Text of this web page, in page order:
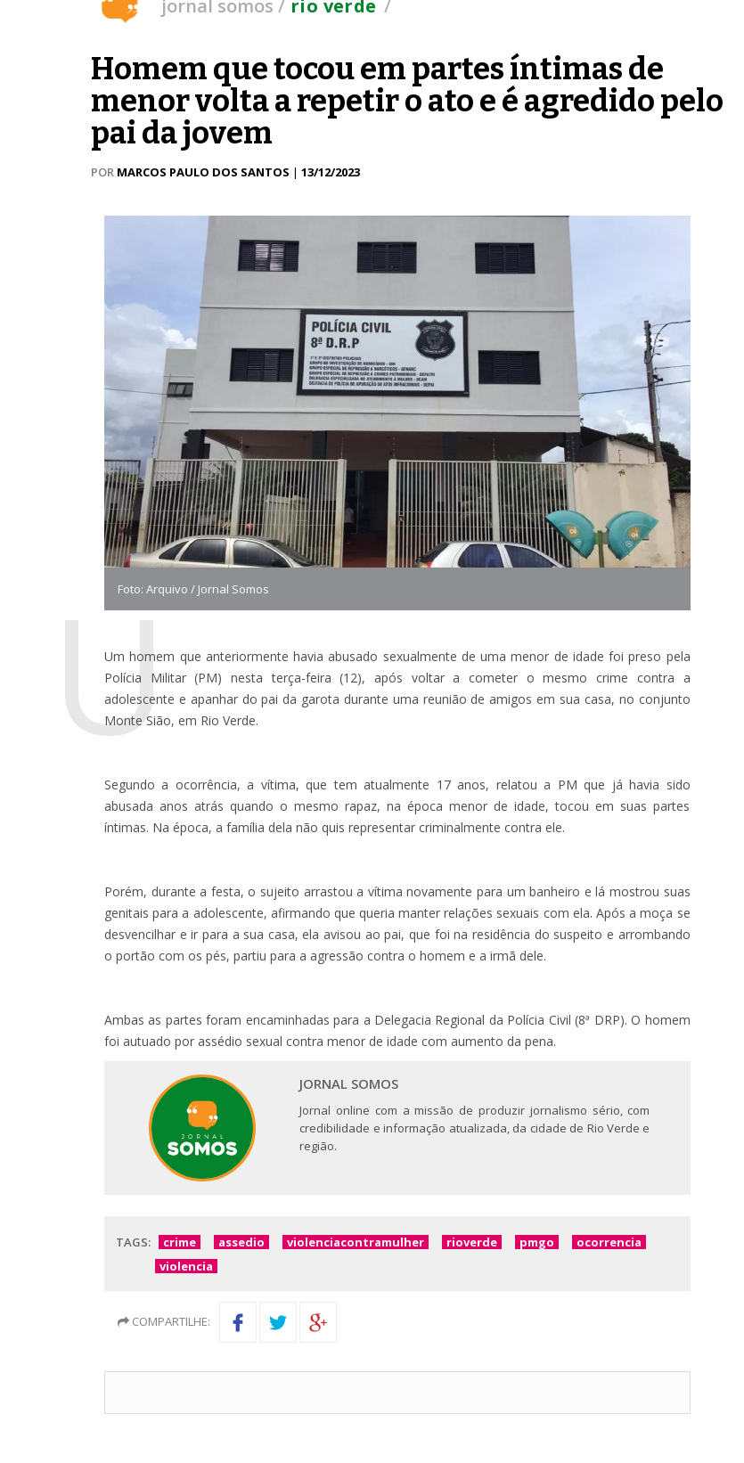
jornal somos rio verde
Homem que tocou em partes íntimas de
menor volta a repetir o ato e é agredido pelo
pai da jovem
POR MARCOS PAULO DOS SANTOS | 13/12/2023
Foto: Arquivo / Jornal Somos
U
Um homem que anteriormente havia abusado sexualmente de uma menor de idade foi preso pela
Polícia Militar (PM) nesta terça-feira (12), após voltar a cometer o mesmo crime contra a
adolescente e apanhar do pai da garota durante uma reunião de amigos em sua casa, no conjunto
Monte Sião, em Rio Verde.
Segundo a ocorrência, a vítima, que tem atualmente 17 anos, relatou a PM que já havia sido
abusada anos atrás quando o mesmo rapaz, na época menor de idade, tocou em suas partes
íntimas. Na época, a família dela não quis representar criminalmente contra ele.
Porém, durante a festa, o sujeito arrastou a vítima novamente para um banheiro e lá mostrou suas
genitais para a adolescente, afirmando que queria manter relações sexuais com ela. Após a moça se
desvencilhar e ir para a sua casa, ela avisou ao pai, que foi na residência do suspeito e arrombando
o portão com os pés, partiu para a agressão contra o homem e a irmã dele.
Ambas as partes foram encaminhadas para a Delegacia Regional da Polícia Civil (8ª DRP). O homem
foi autuado por assédio sexual contra menor de idade com aumento da pena.
JORNAL SOMOS
Jornal online com a missão de produzir jornalismo sério, com
credibilidade e informação atualizada, da cidade de Rio Verde e
região.
TAGS: crime assedio violenciacontramulher rioverde pmgo
ocorrencia
violencia
COMPARTILHE: